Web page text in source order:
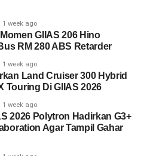
1 week ago
GIIAS 206 Hino
RM 280 ABS Retarder
1 week ago
Land Cruiser 300 Hybrid
Touring Di GIIAS 2026
1 week ago
2026 Polytron Hadirkan G3+
Agar Tampil Gahar